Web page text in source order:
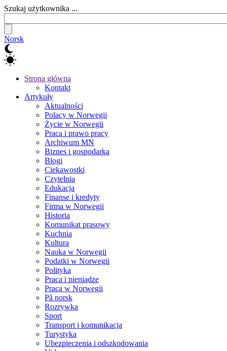
Szukaj użytkownika ...
Norsk
Strona główna
Kontakt
Artykuły
Aktualności
Polacy w Norwegii
Życie w Norwegii
Praca i prawo pracy
Archiwum MN
Biznes i gospodarka
Blogi
Ciekawostki
Czytelnia
Edukacja
Finanse i kredyty
Firma w Norwegii
Historia
Komunikat prasowy
Kuchnia
Kultura
Nauka w Norwegii
Podatki w Norwegii
Polityka
Praca i pieniądze
Praca w Norwegii
På norsk
Rozrywka
Sport
Transport i komunikacja
Turystyka
Ubezpieczenia i odszkodowania